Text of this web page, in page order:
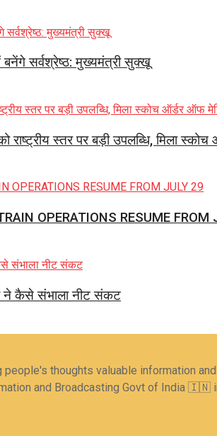
सर्वश्रेष्ठ: मुख्यमंत्री सुक्खू
स्तर पर बड़ी उपलब्धि, मिला
OPERATIONS RESUME FROM
ने कैसे संभाला नीट संकट
thoughts valuable information
and Broadcasting Govt of India 🇮🇳